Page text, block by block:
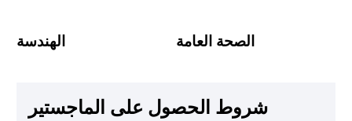
الهندسة الصحة العامة
شروط الحصول على الماجستير